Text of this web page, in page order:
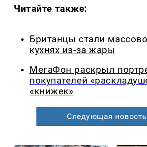
Читайте также:
Британцы стали
кухнях из-за жары
МегаФон раскрыл
покупателей
«книжек»
Следующая новость